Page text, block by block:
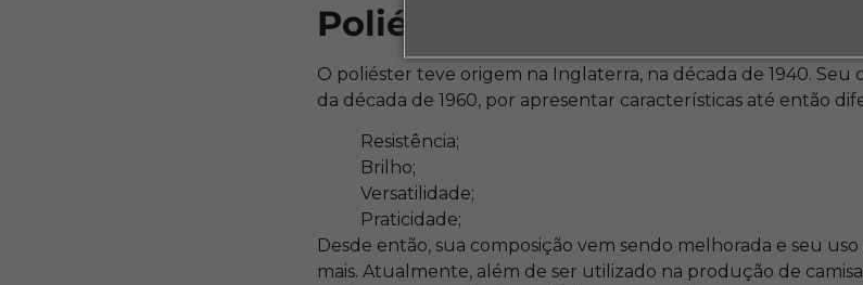
Poliéster
O poliéster teve origem na Inglaterra, na década de 1940.
da década de 1960, por apresentar características até então
Resistência;
Brilho;
Versatilidade;
Praticidade;
Desde então, sua composição vem sendo melhorada e seu
mais. Atualmente, além de ser utilizado na produção de